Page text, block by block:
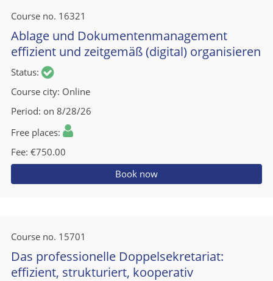
Course no. 16321
Ablage und Dokumentenmanagement
effizient und zeitgemäß (digital) organisieren
Status
Course city Online
Period on 8/28/26
Free places
Fee €750.00
Book now
Course no. 15701
Das professionelle Doppelsekretariat:
effizient, strukturiert, kooperativ